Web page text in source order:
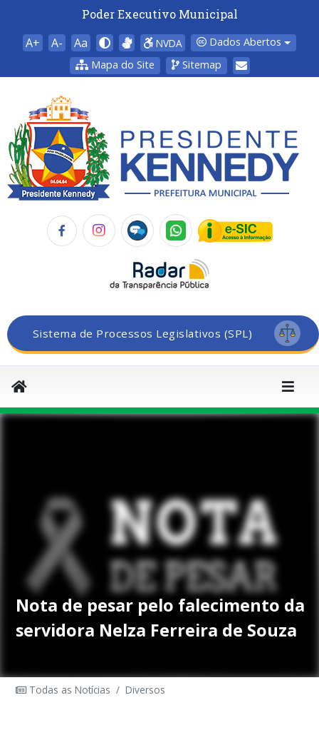
Poder Executivo Municipal
A+ A- Aa NVDA
Dados Abertos
Mapa do Site
Sitemap
Sistema de Processos Legislativos (SPL)
Nota de pesar pelo falecimento da
servidora Nelza Ferreira de Souza
Todas as Notícias / Diversos